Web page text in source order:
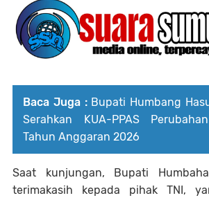
Baca Juga : Bupati Humbang
Serahkan KUA-PPAS
Tahun Anggaran 2026
Saat kunjungan, Bupati
terimakasih kepada pihak TNI,